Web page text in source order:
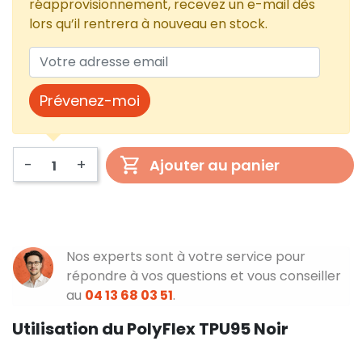
réapprovisionnement, recevez un e-mail dès
lors qu’il rentrera à nouveau en stock.
Prévenez-moi
- + Ajouter au panier
Nos experts sont à votre service pour
répondre à vos questions et vous conseiller
au 04 13 68 03 51.
Utilisation du PolyFlex TPU95 Noir